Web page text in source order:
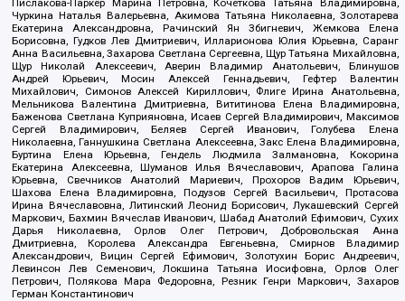
Пислакова-Паркер Марина Петровна, Кочеткова Татьяна Владимировна,
Чуркина Наталья Валерьевна, Акимова Татьяна Николаевна, Золотарева
Екатерина Александровна, Рачинский Ян Збигневич, Жемкова Елена
Борисовна, Гудков Лев Дмитриевич, Илларионова Юлия Юрьевна, Саранг
Анна Васильевна, Захарова Светлана Сергеевна, Щур Татьяна Михайловна,
Щур Николай Алексеевич, Аверин Владимир Анатольевич, Блинушов
Андрей Юрьевич, Мосин Алексей Геннадьевич, Гефтер Валентин
Михайлович, Симонов Алексей Кириллович, Флиге Ирина Анатольевна,
Мельникова Валентина Дмитриевна, Вититинова Елена Владимировна,
Баженова Светлана Куприяновна, Исаев Сергей Владимирович, Максимов
Сергей Владимирович, Беляев Сергей Иванович, Голубева Елена
Николаевна, Ганнушкина Светлана Алексеевна, Закс Елена Владимировна,
Буртина Елена Юрьевна, Гендель Людмила Залмановна, Кокорина
Екатерина Алексеевна, Шуманов Илья Вячеславович, Арапова Галина
Юрьевна, Свечников Анатолий Мариевич, Прохоров Вадим Юрьевич,
Шахова Елена Владимировна, Подузов Сергей Васильевич, Протасова
Ирина Вячеславовна, Литинский Леонид Борисович, Лукашевский Сергей
Маркович, Бахмин Вячеслав Иванович, Шабад Анатолий Ефимович, Сухих
Дарья Николаевна, Орлов Олег Петрович, Добровольская Анна
Дмитриевна, Королева Александра Евгеньевна, Смирнов Владимир
Александрович, Вицин Сергей Ефимович, Золотухин Борис Андреевич,
Левинсон Лев Семенович, Локшина Татьяна Иосифовна, Орлов Олег
Петрович, Полякова Мара Федоровна, Резник Генри Маркович, Захаров
Герман Константинович